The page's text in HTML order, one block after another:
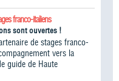
franco-italiens
sont ouvertes !
de stages franco-
vers la
guide de Haute